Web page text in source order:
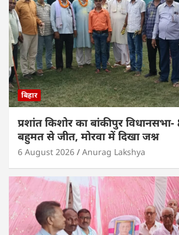
बिहार
प्रशांत किशोर का बांकीपुर विधानसभा-
बहुमत से जीत, मोरवा में दिखा जश्न
6 August 2026 Anurag Lakshya